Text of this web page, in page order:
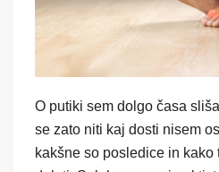
O putiki sem dolgo časa
se zato niti kaj dosti nisem
kakšne so posledice in kako